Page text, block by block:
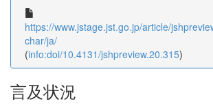
https://www.jstage.jst.go.jp/article/
char/ja/
(info:doi/10.4131/jshpreview.20.315)
言及状況